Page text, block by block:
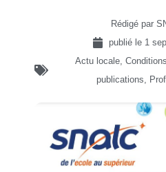
Rédigé par
publié le 1
Actu locale,
publications,